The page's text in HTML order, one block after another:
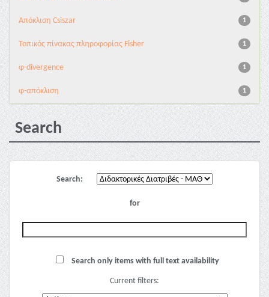
1
Απόκλιση Csiszar
1
Τοπικός πίνακας πληροφορίας Fisher
1
φ-divergence
1
φ-απόκλιση
Search
Search:
for
Search only items with full text availability
Current filters: